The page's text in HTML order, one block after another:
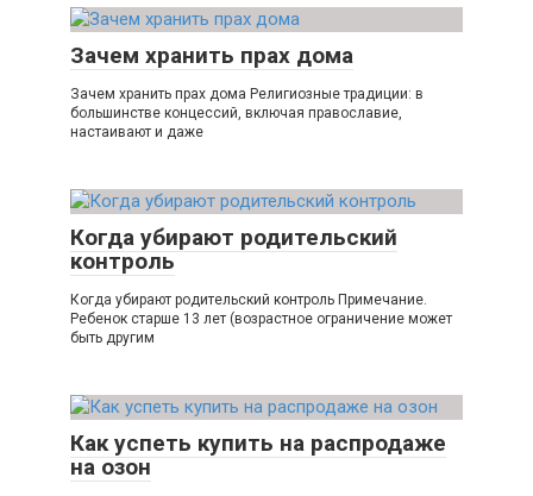
Зачем хранить прах дома
Зачем хранить прах дома Религиозные традиции: в
большинстве концессий, включая православие,
настаивают и даже
Когда убирают родительский
контроль
Когда убирают родительский контроль Примечание.
Ребенок старше 13 лет (возрастное ограничение может
быть другим
Как успеть купить на распродаже
на озон